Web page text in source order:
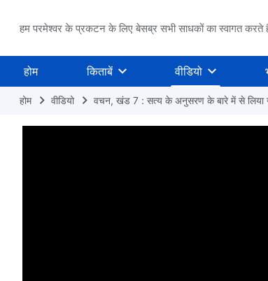
हम परमेश्वर के प्रकटन के लिए बेसब्र सभी साधकों का स्वागत करते
होम किताबें वीडियो
होम वीडियो वचन, खंड 7 : सत्य के अनुसरण के बारे में से लिया